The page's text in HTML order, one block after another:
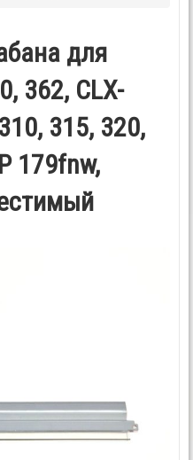
для
362, CLX-
315, 320,
179fnw,